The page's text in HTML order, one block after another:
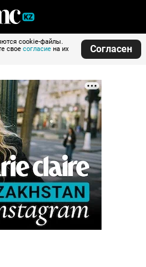
cookie-файлы.
свое согласие на их
Согласен